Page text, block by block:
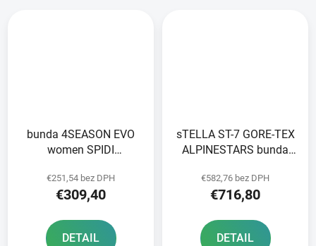
bunda 4SEASON EVO
women SPIDI
€251,54 bez DPH
€309,40
DETAIL
sTELLA ST-7 GORE-TEX
ALPINESTARS bunda
čierna 2025
€582,76 bez DPH
€716,80
DETAIL